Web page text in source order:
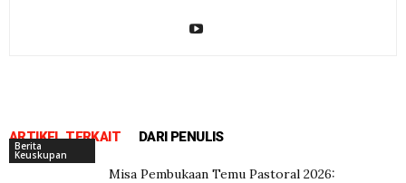
ARTIKEL TERKAIT DARI PENULIS
Berita
Keuskupan
Misa Pembukaan Temu Pastoral 2026: